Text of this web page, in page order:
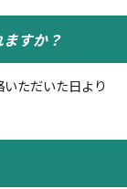
すか？
ただいた日より